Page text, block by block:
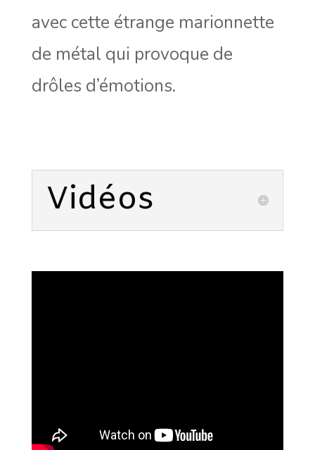
avec cette étrange marionnette
de métal qui provoque de
drôles d’émotions.
Vidéos